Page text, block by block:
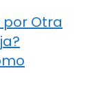
por Otra